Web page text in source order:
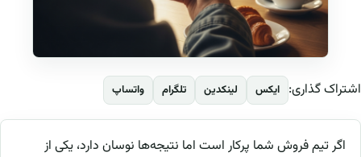
اشتراک گذاری: ایکس لینکدین تلگرام واتساپ
اگر تیم فروش شما پرکار است اما نتیجه‌ها نوسان دارد، یکی از